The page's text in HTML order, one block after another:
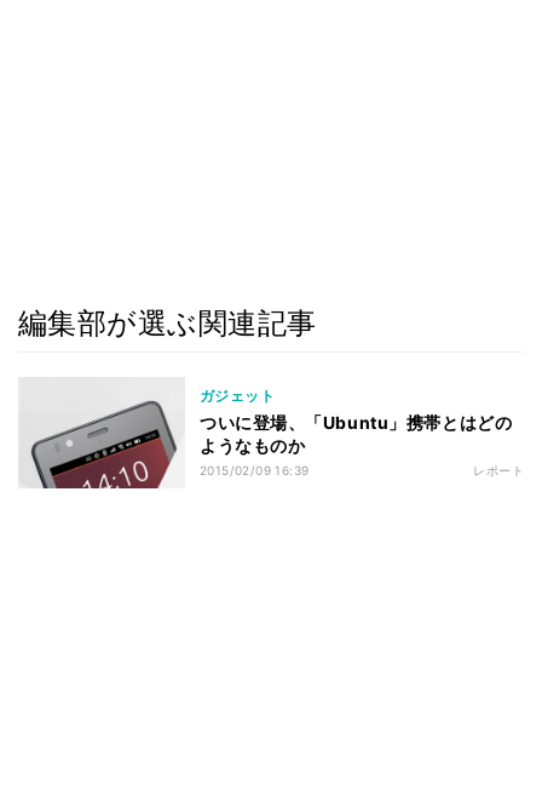
編集部が選ぶ関連記事
ガジェット
ついに登場、「Ubuntu」携帯とはどの
ようなものか
2015/02/09 16:39 レポート